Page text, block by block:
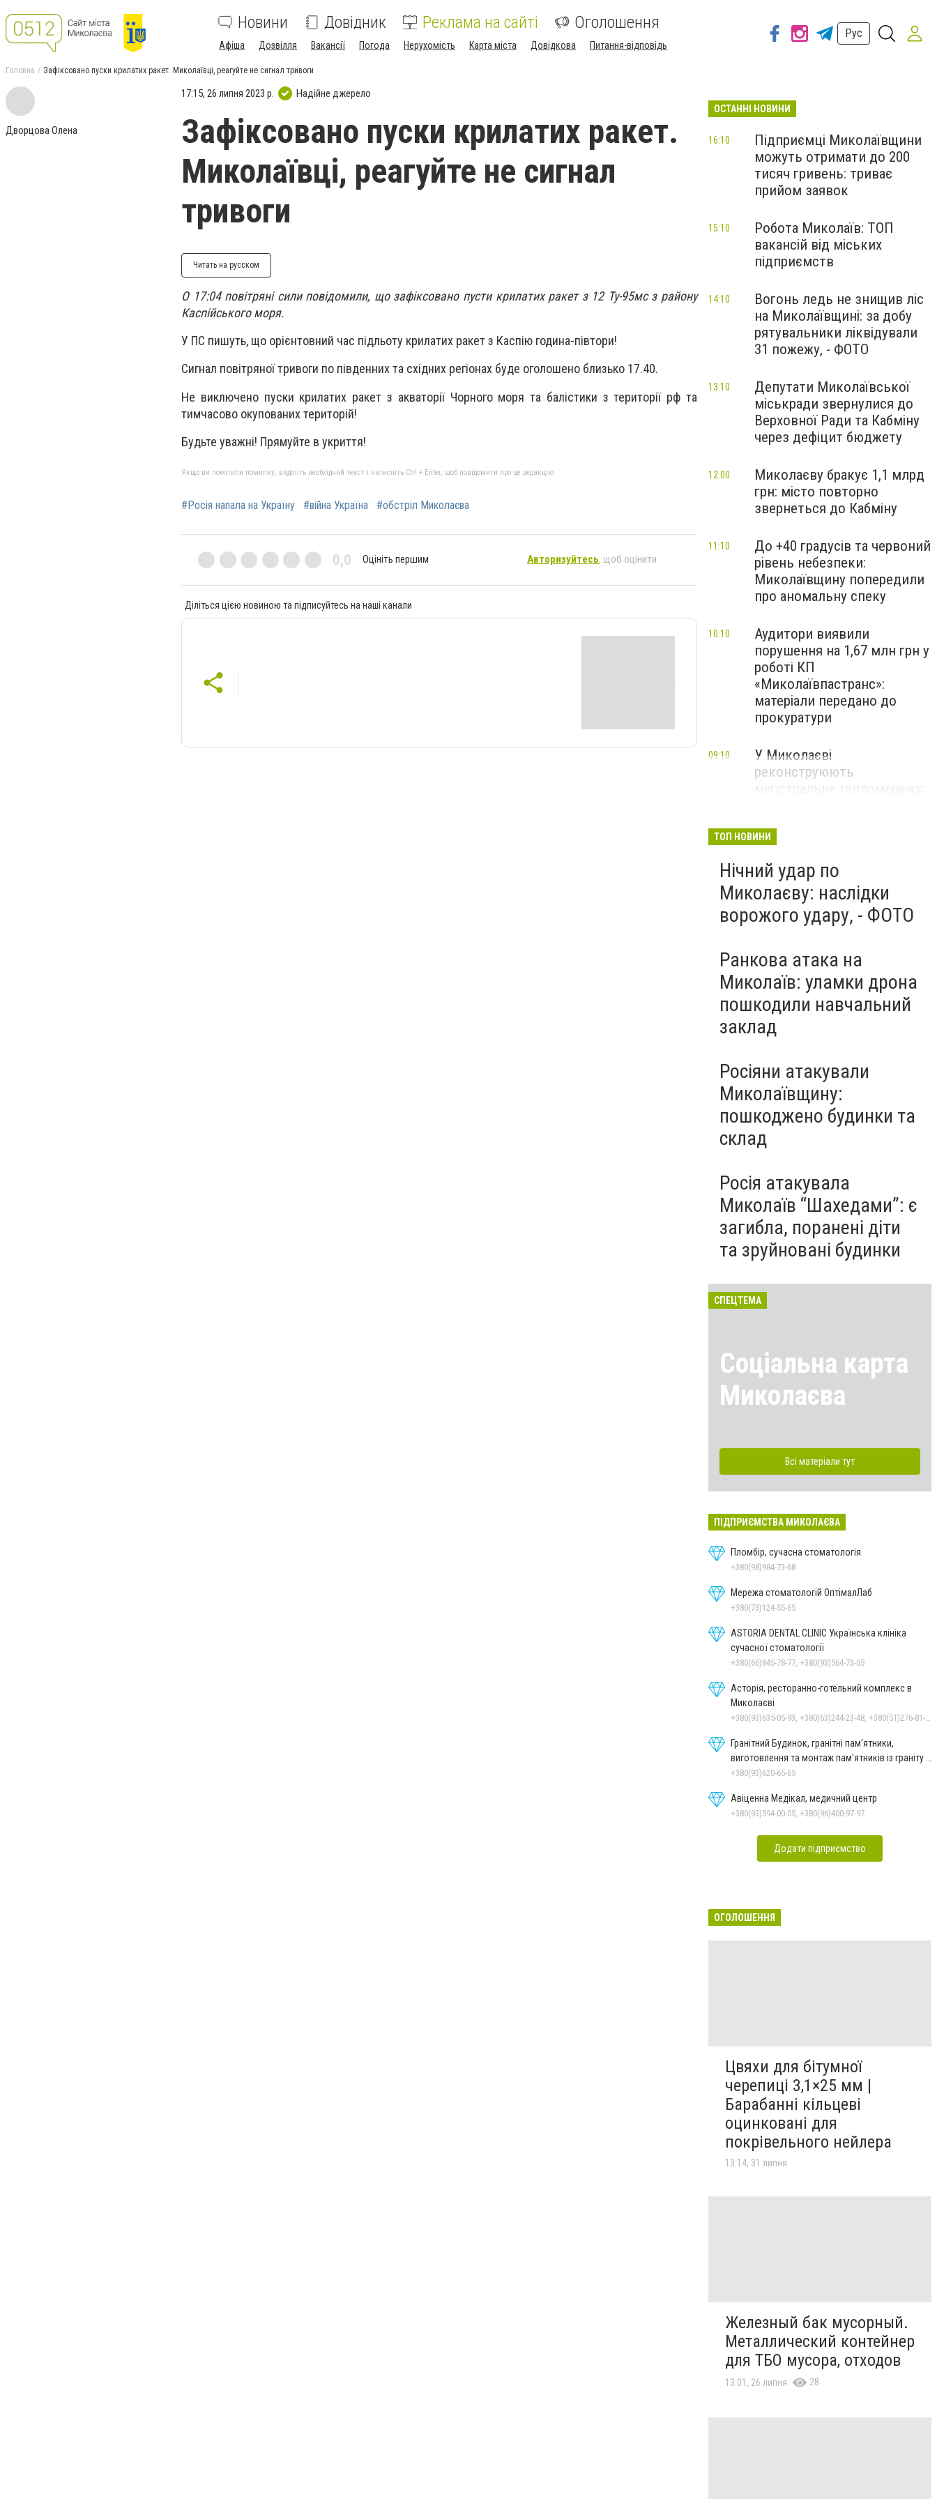
Новини Довідник Реклама на сайті Оголошення
Афіша Дозвілля Вакансії Погода Нерухомість Карта міста Довідкова Питання-відповідь
Рус
Головна Зафіксовано пуски крилатих ракет. Миколаївці, реагуйте не сигнал тривоги
Дворцова Олена
17:15, 26 липня 2023 р. Надійне джерело
Зафіксовано пуски крилатих ракет.
Миколаївці, реагуйте не сигнал
тривоги
Читать на русском
О 17:04 повітряні сили повідомили, що зафіксовано пусти крилатих ракет з 12 Ту-95мс з району
Каспійського моря.
У ПС пишуть, що орієнтовний час підльоту крилатих ракет з Каспію година-півтори!
Сигнал повітряної тривоги по південних та східних регіонах буде оголошено близько 17.40.
Не виключено пуски крилатих ракет з акваторії Чорного моря та балістики з території рф та
тимчасово окупованих територій!
Будьте уважні! Прямуйте в укриття!
Якщо ви помітили помилку, виділіть необхідний текст і натисніть Ctrl + Enter, щоб повідомити про це редакцію
#Росія напала на Україну #війна Україна #обстріл Миколаєва
0,0 Оцініть першим Авторизуйтесь, щоб оцінити
Діліться цією новиною та підписуйтесь на наші канали
ОСТАННІ НОВИНИ
Підприємці Миколаївщини
можуть отримати до 200
тисяч гривень: триває
прийом заявок
16:10
Робота Миколаїв: ТОП
вакансій від міських
підприємств
15:10
Вогонь ледь не знищив ліс
на Миколаївщині: за добу
рятувальники ліквідували
31 пожежу, - ФОТО
14:10
Депутати Миколаївської
міськради звернулися до
Верховної Ради та Кабміну
через дефіцит бюджету
13:10
Миколаєву бракує 1,1 млрд
грн: місто повторно
звернеться до Кабміну
12:00
До +40 градусів та червоний
рівень небезпеки:
Миколаївщину попередили
про аномальну спеку
11:10
Аудитори виявили
порушення на 1,67 млн грн у
роботі КП
«Миколаївпастранс»:
матеріали передано до
прокуратури
10:10
У Миколаєві
реконструюють
09:10
ТОП НОВИНИ
Нічний удар по
Миколаєву: наслідки
ворожого удару, - ФОТО
Ранкова атака на
Миколаїв: уламки дрона
пошкодили навчальний
заклад
Росіяни атакували
Миколаївщину:
пошкоджено будинки та
склад
Росія атакувала
Миколаїв “Шахедами”: є
загибла, поранені діти
та зруйновані будинки
СПЕЦТЕМА
Соціальна карта
Миколаєва
Всі матеріали тут
ПІДПРИЄМСТВА МИКОЛАЄВА
Пломбір, сучасна стоматологія
+380(98)984-73-68
Мережа стоматологій ОптімалЛаб
+380(73)124-55-65
ASTORIA DENTAL CLINIC Українська клініка
сучасної стоматології
+380(66)845-78-77, +380(93)564-73-05
Асторія, ресторанно-готельний комплекс в
Миколаєві
Гранітний Будинок, гранітні пам'ятники,
виготовлення та монтаж пам'ятників із граніту в
Миколаєві
+380(93)620-65-65
Авіценна Медікал, медичний центр
+380(93)594-00-05, +380(96)400-97-97
Додати підприємство
ОГОЛОШЕННЯ
Цвяхи для бітумної
черепиці 3,1×25 мм |
Барабанні кільцеві
оцинковані для
покрівельного нейлера
13:14, 31 липня
Железный бак мусорный.
Металлический контейнер
для ТБО мусора, отходов
13:01, 26 липня 28